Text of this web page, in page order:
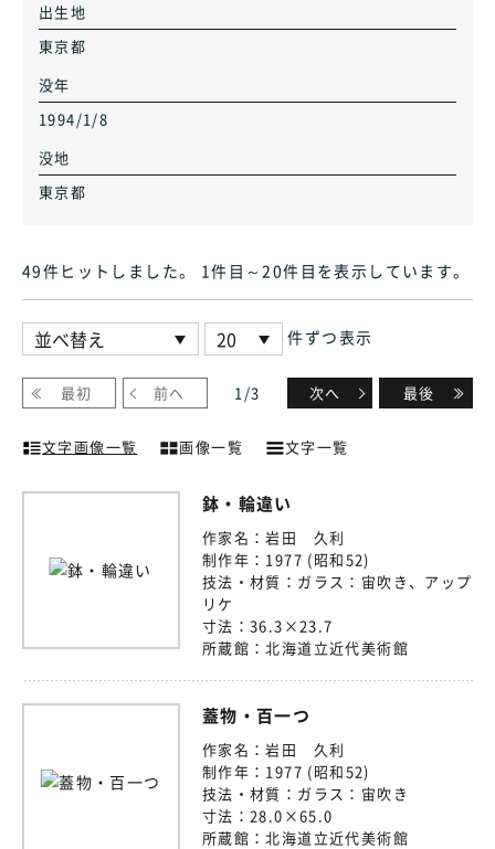
出生地
東京都
没年
1994/1/8
没地
東京都
49件ヒット しました。 1件目～20件目 を表示しています。
件ずつ表示
最初 前へ 1 /3 次へ 最後
文字画像一覧 画像一覧 文字一覧
鉢・輪違い
作家名：岩田 久利
制作年： 1977 (昭和52)
技法・材質： ガラス：宙吹き、アップ
リケ
寸法： 36.3×23.7
所蔵館：北海道立近代美術館
蓋物・百一つ
作家名：岩田 久利
制作年： 1977 (昭和52)
技法・材質： ガラス：宙吹き
寸法： 28.0×65.0
所蔵館：北海道立近代美術館